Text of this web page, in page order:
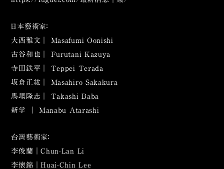
日本藝術家：
大西雅文｜ Masafumi Oonishi
古谷和也｜ Furutani Kazuya
寺田鉄平｜ Teppei Terada
坂倉正紘｜ Masahiro Sakakura
馬場隆志｜ Takashi Baba
新学 ｜ Manabu Atarashi
台灣藝術家：
李俊蘭｜Chun-Lan Li
李懷錦｜Huai-Chin Lee